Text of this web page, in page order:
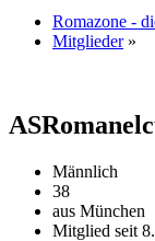
Romazone -
Mitglieder »
Männlich
38
aus München
Mitglied seit